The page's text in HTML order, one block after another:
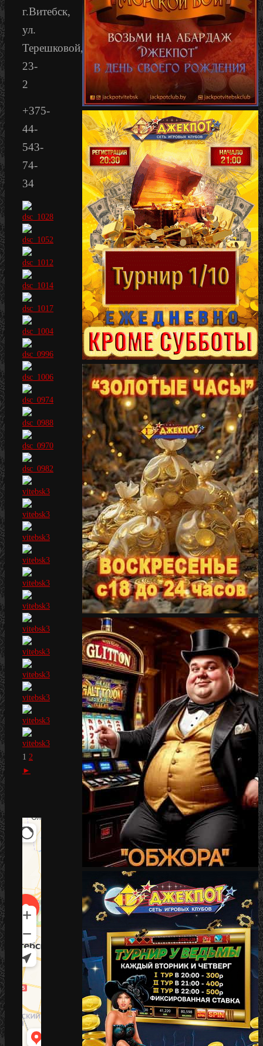
г.Витебск,
ул.
Терешковой,
23-
2
+375-
44-
543-
74-
34
1 2
►